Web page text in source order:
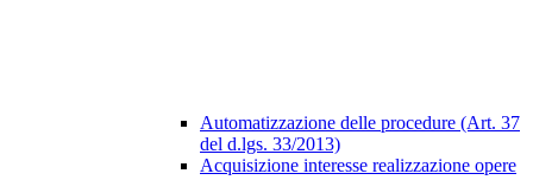
Automatizzazione delle procedure (Art. 37
del d.lgs. 33/2013)
Acquisizione interesse realizzazione opere